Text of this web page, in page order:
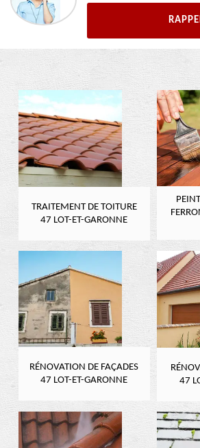
TRAITEMENT DE TOITURE
47 LOT-ET-GARONNE
RÉNOVATION DE FAÇADES
47 LOT-ET-GARONNE
47